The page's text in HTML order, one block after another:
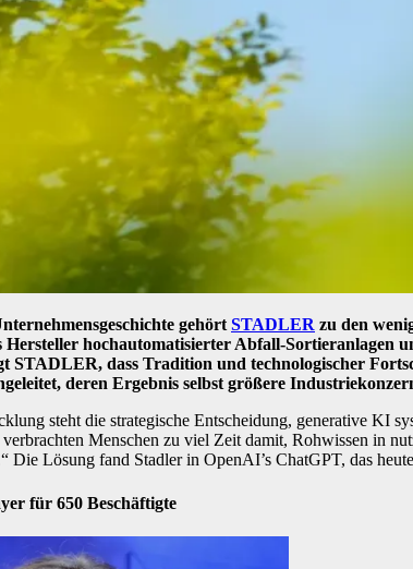
gehört STADLER zu den
hochautomatisierter Abfall‑Sortieranlagen
STADLER, dass Tradition und technologischer
deren Ergebnis selbst größere
steht die strategische Entscheidung, generative KI
Menschen zu viel Zeit damit, Rohwissen in
Die Lösung fand Stadler in OpenAI’s ChatGPT, das
für 650 Beschäftigte